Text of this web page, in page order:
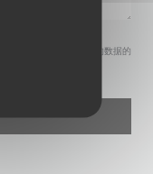
关于我们如何处理您的数据的